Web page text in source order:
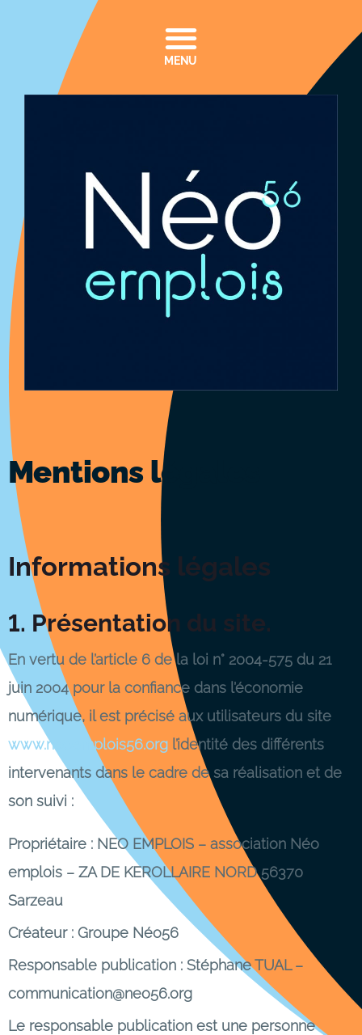
Mentions légales
Informations légales
1. Présentation du site.
En vertu de l’article 6 de la loi n° 2004-575 du 21
juin 2004 pour la confiance dans l’économie
numérique, il est précisé aux utilisateurs du site
www.neoemplois56.org l’identité des différents
intervenants dans le cadre de sa réalisation et de
son suivi :
Propriétaire : NEO EMPLOIS – association Néo
emplois – ZA DE KEROLLAIRE NORD 56370
Sarzeau
Créateur : Groupe Néo56
Responsable publication : Stéphane TUAL –
communication@neo56.org
Le responsable publication est une personne